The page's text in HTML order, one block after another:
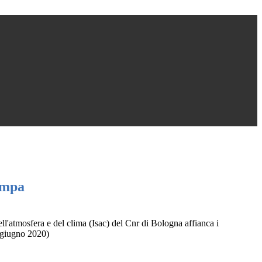
e del clima (Isac) del Cnr di Bologna affianca i
2020)